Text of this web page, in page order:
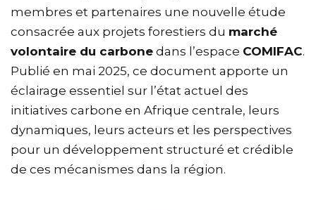
membres et partenaires une nouvelle étude
consacrée aux projets forestiers du marché
volontaire du carbone dans l’espace COMIFAC.
Publié en mai 2025, ce document apporte un
éclairage essentiel sur l’état actuel des
initiatives carbone en Afrique centrale, leurs
dynamiques, leurs acteurs et les perspectives
pour un développement structuré et crédible
de ces mécanismes dans la région.